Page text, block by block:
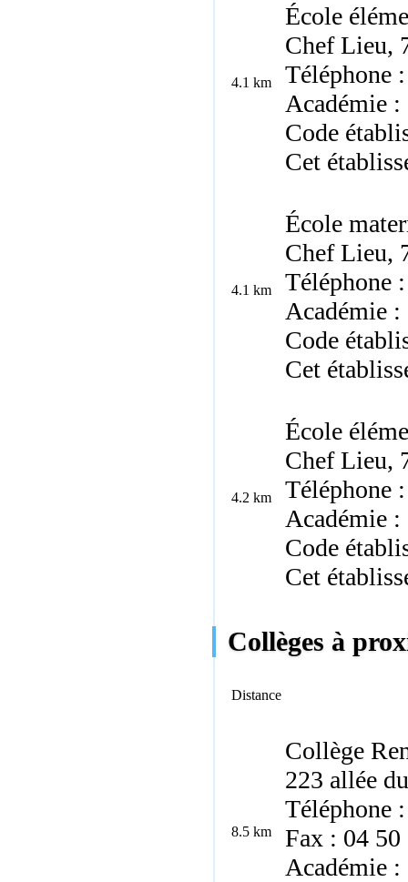
4.1 km
École
Chef Lieu,
Téléphone
Académie :
Code
Cet
4.1 km
École
Chef Lieu,
Téléphone
Académie :
Code
Cet
4.2 km
École
Chef Lieu,
Téléphone
Académie :
Code
Cet
Collèges à
Distance
8.5 km
Collège
223 allée
Téléphone
Fax : 04 50
Académie :